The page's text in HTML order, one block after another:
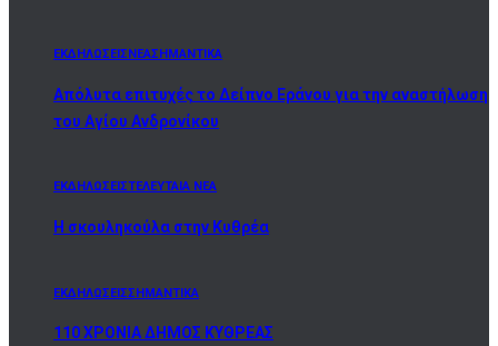
ΕΚΔΗΛΩΣΕΙΣ ΝΕΑΣΗΜΑΝΤΙΚΑ
Απόλυτα επιτυχές το Δείπνο Εράνου για την αναστήλωση
του Αγίου Ανδρονίκου
ΕΚΔΗΛΩΣΕΙΣΤΕΛΕΥΤΑΙΑ ΝΕΑ
Η σκουληκούλα στην Κυθρέα
ΕΚΔΗΛΩΣΕΙΣΣΗΜΑΝΤΙΚΑ
110 ΧΡΟΝΙΑ ΔΗΜΟΣ ΚΥΘΡΕΑΣ